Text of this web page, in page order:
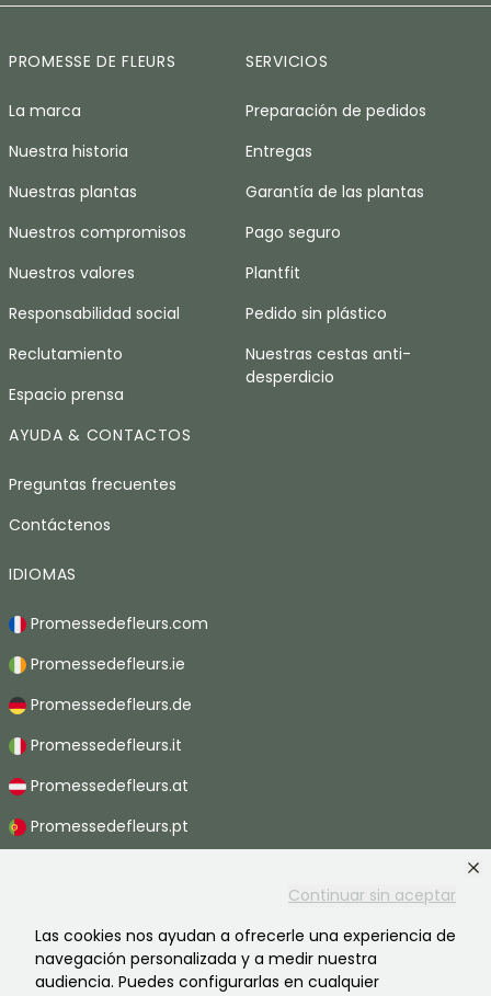
Continuar sin aceptar
Las cookies nos ayudan a ofrecerle una experiencia de
navegación personalizada y a medir nuestra
audiencia. Puedes configurarlas en cualquier
PROMESSE DE FLEURS
La marca
Nuestra historia
Nuestras plantas
Nuestros compromisos
Nuestros valores
Responsabilidad social
Reclutamiento
Espacio prensa
SERVICIOS
Preparación de pedidos
Entregas
Garantía de las plantas
Pago seguro
Plantfit
Pedido sin plástico
Nuestras cestas anti-
desperdicio
AYUDA & CONTACTOS
Preguntas frecuentes
Contáctenos
IDIOMAS
Promessedefleurs.com
Promessedefleurs.ie
Promessedefleurs.de
Promessedefleurs.it
Promessedefleurs.at
Promessedefleurs.pt
Promessedefleurs.ch